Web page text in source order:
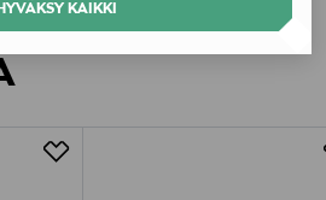
KAIKKI
Pirkkala, Finland